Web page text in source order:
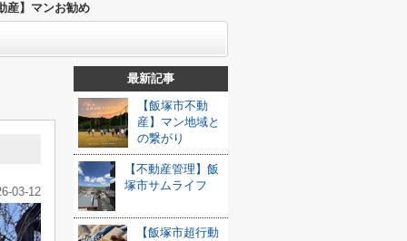
産】マンお勧め
03-12
最新記事
【飯塚市不動
産】マン地域と
の繋がり
【不動産管理】飯
塚市サムライフ
【飯塚市超行動